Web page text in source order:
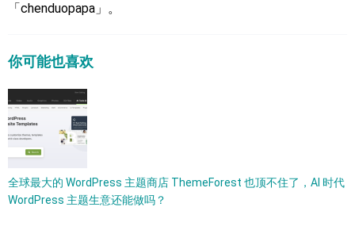
「chenduopapa」。
你可能也喜欢
全球最大的 WordPress 主题商店 ThemeForest 也顶不住了，AI 时代
WordPress 主题生意还能做吗？